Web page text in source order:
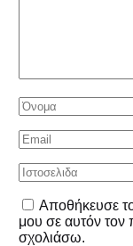
Αποθήκευσε
μου σε αυτόν
σχολιάσω.